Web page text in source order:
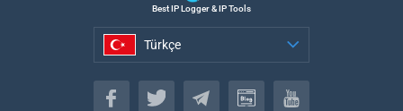
Best IP Logger & IP Tools
Türkçe
Türkçe